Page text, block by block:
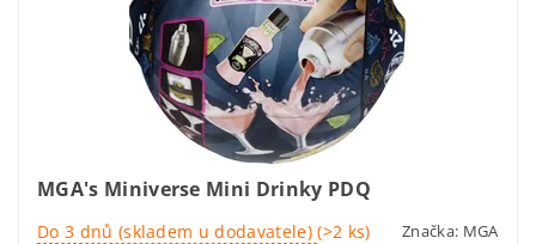
MGA's Miniverse Mini Drinky PDQ
Do 3 dnů (skladem u dodavatele)(>2 ks) Značka: MGA